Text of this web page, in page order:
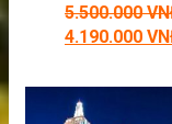
Dùng wifi
5.500.000
4.190.000